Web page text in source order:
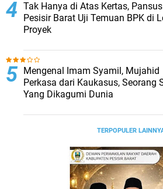
Tak Hanya di Atas Kertas, Pansus
Pesisir Barat Uji Temuan BPK di
Proyek ‎
Mengenal Imam Syamil, Mujahid
Perkasa dari Kaukasus, Seorang
Yang Dikagumi Dunia
TERPOPULER